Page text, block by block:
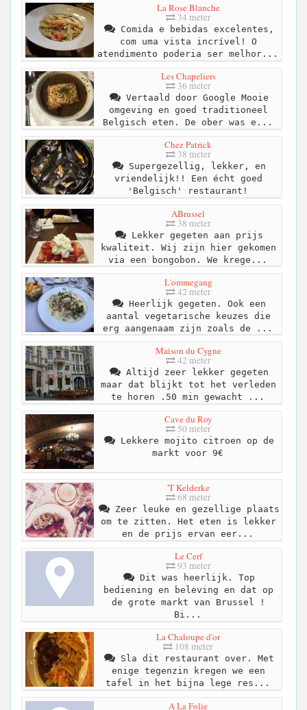
La Rose Blanche
34 meter
Comida e bebidas excelentes,
com uma vista incrível! O
atendimento poderia ser melhor...
Les Chapeliers
36 meter
Vertaald door Google Mooie
omgeving en goed traditioneel
Belgisch eten. De ober was e...
Chez Patrick
38 meter
Supergezellig, lekker, en
vriendelijk!! Een écht goed
'Belgisch' restaurant!
ABrussel
38 meter
Lekker gegeten aan prijs
kwaliteit. Wij zijn hier gekomen
via een bongobon. We krege...
L'ommegang
42 meter
Heerlijk gegeten. Ook een
aantal vegetarische keuzes die
erg aangenaam zijn zoals de ...
Maison du Cygne
42 meter
Altijd zeer lekker gegeten
maar dat blijkt tot het verleden
te horen .50 min gewacht ...
Cave du Roy
50 meter
Lekkere mojito citroen op de
markt voor 9€
'T Kelderke
68 meter
Zeer leuke en gezellige plaats
om te zitten. Het eten is lekker
en de prijs ervan eer...
Le Cerf
93 meter
Dit was heerlijk. Top
bediening en beleving en dat op
de grote markt van Brussel !
Bi...
La Chaloupe d'or
108 meter
Sla dit restaurant over. Met
enige tegenzin kregen we een
tafel in het bijna lege res...
A La Folie